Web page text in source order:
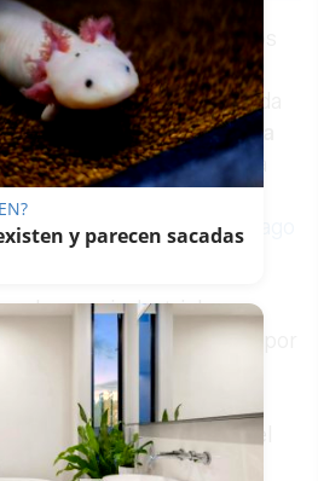
en España y uno de los
en su visita tiene
Green Mowers, afincada
en
maquinaria para
eléctrica, ha sido la
el vehículo que usa el
por el interior delSantiago
al grupo industrial
Burgos y delegaciones por
llegó hace apenas un
inesperada. "No lo
Dijimos que sí desde el
declaradoAlberto Ruiz,
y parecen sacadas